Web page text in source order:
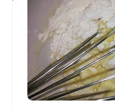
Кобальт
Марганец
Медь